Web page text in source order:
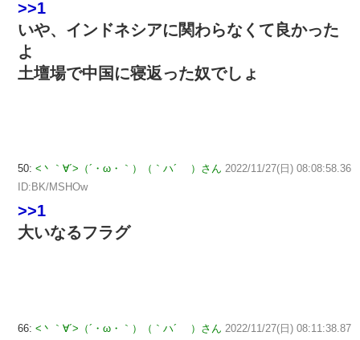
>>1
いや、インドネシアに関わらなくて良かった
よ
土壇場で中国に寝返った奴でしょ
50: <丶｀∀´>（´・ω・｀）（｀ハ´ ）さん 2022/11/27(日) 08:08:58.36
ID:BK/MSHOw
>>1
大いなるフラグ
66: <丶｀∀´>（´・ω・｀）（｀ハ´ ）さん 2022/11/27(日) 08:11:38.87